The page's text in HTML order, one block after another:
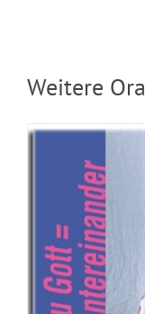
Weitere